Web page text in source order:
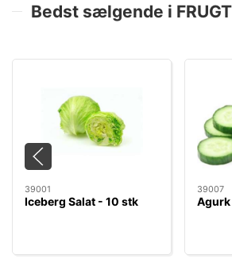
Bedst sælgende i
39001
Iceberg Salat - 10 stk
39007